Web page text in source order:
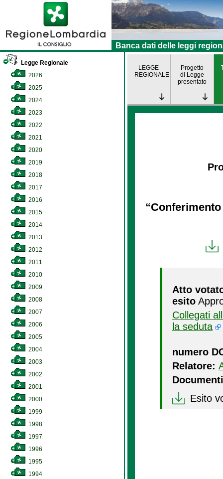
Banca dati delle leggi
Legge Regionale
2026
2025
2024
2023
2022
2021
2020
2019
2018
2017
2016
2015
2014
2013
2012
2011
2010
2009
2008
2007
2006
2005
2004
2003
2002
2001
2000
1999
1998
1997
1996
1995
1994
LEGGE
REGIONALE
Progetto
di Legge
presentato
Atto
esito
Collegati
la seduta
numero
Relatore:
Esito